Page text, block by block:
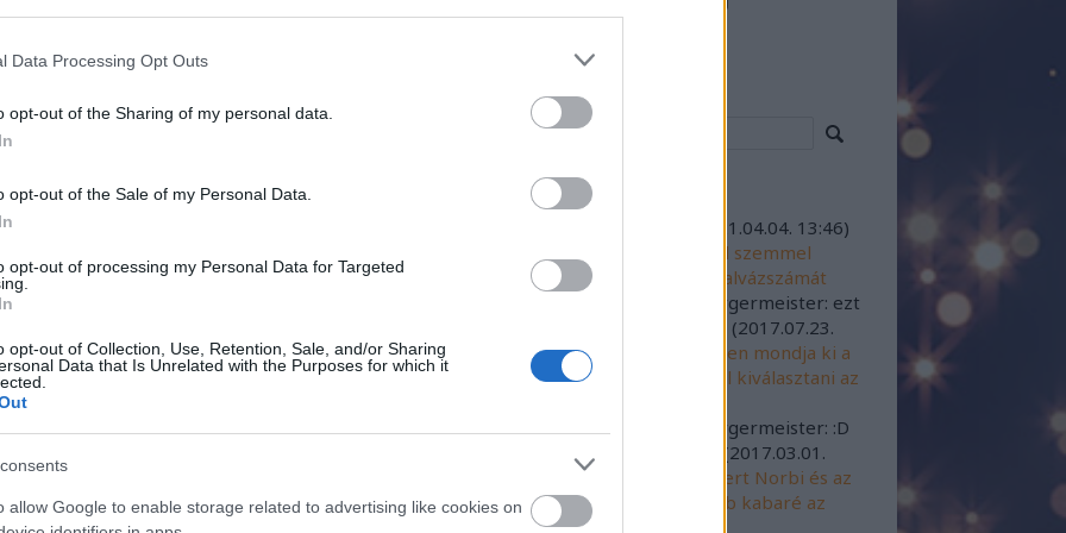
Data Processing Opt Outs
opt-out of the Sharing of my personal data.
opt-out of the Sale of my Personal Data.
opt-out of processing my Personal Data for Targeted
opt-out of Collection, Use, Retention, Sale, and/or Sharing
Data that Is Unrelated with the Purposes for which it
allow Google to enable storage related to advertising like cookies on
a nemzetközi gender
tükröző, a 2017-es férfidivatot bemutató
el a világhálón, amelyet meglehetősen nagy
az internet népe. A haute couture kreációk
természetesen kíván némi absztraháló képességet,
van határa.…
TOVÁBB
7komment
Keresés
Friss topikok
2021.04.04. 13:46)
Berki Krisztián, aki szabad szemmel
olvassa le a göncölszekér alvázszámát
@Burgermeister: ezt
(2017.07.23.
14:27) Rubint Réka fehérben mondja ki a
boldogító igent - Segítenél kiválasztani az
kikicsodamimicsoda:
@Burgermeister: :D
:D :D :D bevállalós vagy :D
(2017.03.01.
Rubint Réka, Schobert Norbi és az
újragondolt TV torna: újabb kabaré az
ATV-n?